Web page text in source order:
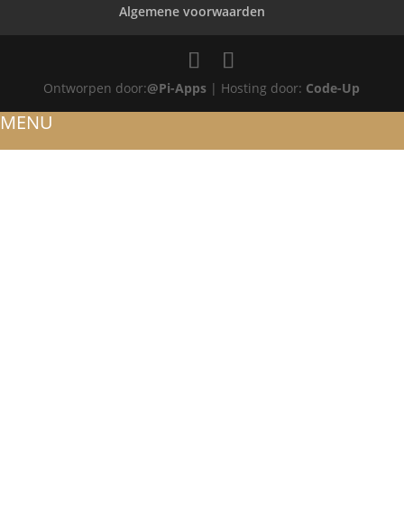
Algemene voorwaarden
Ontworpen door:@Pi-Apps | Hosting door: Code-Up
MENU